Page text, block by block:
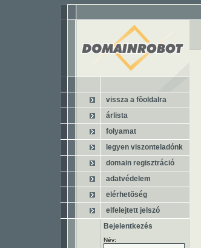
vissza a fõoldalra
árlista
folyamat
legyen viszonteladónk
domain regisztráció
adatvédelem
elérhetõség
elfelejtett jelszó
Bejelentkezés
Név: